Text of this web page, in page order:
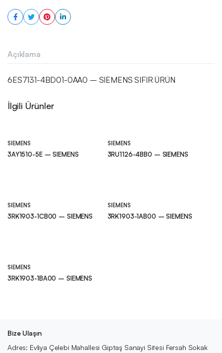
Açıklama
6ES7131-4BD01-0AA0 – SIEMENS SIFIR ÜRÜN
İlgili Ürünler
SIEMENS
3AY1510-5E – SIEMENS
SIEMENS
3RU1126-4BB0 – SIEMENS
SIEMENS
3RK1903-1CB00 – SIEMENS
SIEMENS
3RK1903-1AB00 – SIEMENS
SIEMENS
3RK1903-1BA00 – SIEMENS
Bize Ulaşın
Adres: Evliya Çelebi Mahallesi Giptaş Sanayi Sitesi Fersah Sokak